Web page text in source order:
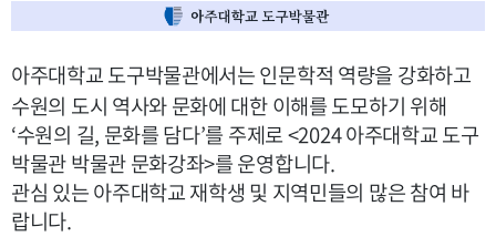
아주대학교 도구박물관에서는 인문학적 역량을 강화하고
수원의 도시 역사와 문화에 대한 이해를 도모하기 위해
‘수원의 길, 문화를 담다’를 주제로 <2024 아주대학교 도구
박물관 박물관 문화강좌>를 운영합니다.
관심 있는 아주대학교 재학생 및 지역민들의 많은 참여 바
랍니다.